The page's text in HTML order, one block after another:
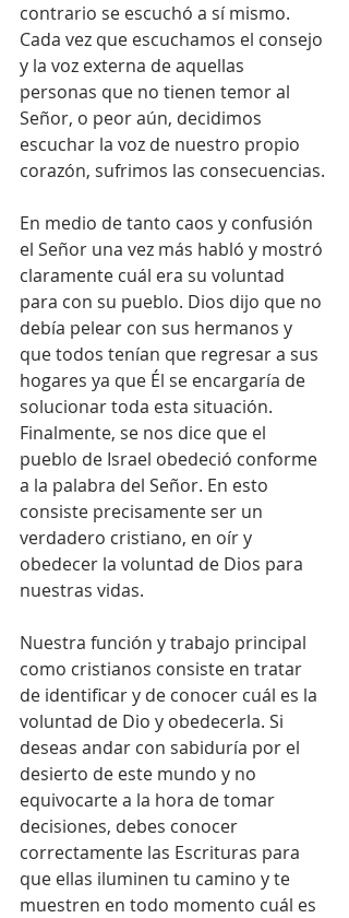
contrario se escuchó a sí mismo.
Cada vez que escuchamos el consejo
y la voz externa de aquellas
personas que no tienen temor al
Señor, o peor aún, decidimos
escuchar la voz de nuestro propio
corazón, sufrimos las consecuencias.
En medio de tanto caos y confusión
el Señor una vez más habló y mostró
claramente cuál era su voluntad
para con su pueblo. Dios dijo que no
debía pelear con sus hermanos y
que todos tenían que regresar a sus
hogares ya que Él se encargaría de
solucionar toda esta situación.
Finalmente, se nos dice que el
pueblo de Israel obedeció conforme
a la palabra del Señor. En esto
consiste precisamente ser un
verdadero cristiano, en oír y
obedecer la voluntad de Dios para
nuestras vidas.
Nuestra función y trabajo principal
como cristianos consiste en tratar
de identificar y de conocer cuál es la
voluntad de Dio y obedecerla. Si
deseas andar con sabiduría por el
desierto de este mundo y no
equivocarte a la hora de tomar
decisiones, debes conocer
correctamente las Escrituras para
que ellas iluminen tu camino y te
muestren en todo momento cuál es